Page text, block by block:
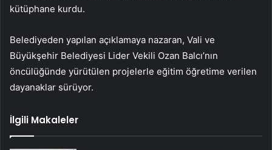
kütüphane kurdu.
Belediyeden yapılan açıklamaya nazaran, Vali ve
Büyükşehir Belediyesi Lider Vekili Ozan Balcı’nın
öncülüğünde yürütülen projelerle eğitim öğretime verilen
dayanaklar sürüyor.
İlgili Makaleler